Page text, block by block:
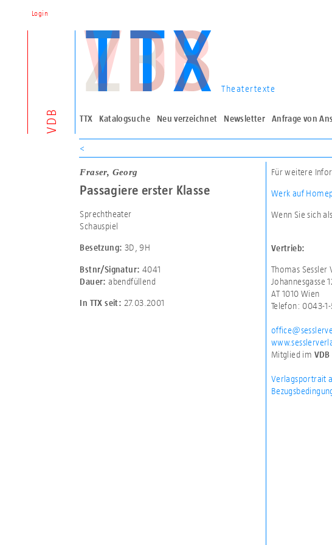
VDB
Theatertexte
TTX Katalogsuche Neu verzeichnet Newsletter Anfrage von
Login
<
Fraser, Georg
Passagiere erster Klasse
Sprechtheater
Schauspiel
Besetzung: 3D 9H
Bstnr/Signatur: 4041
Dauer:abendfüllend
In TTX seit: 27.03.2001
Für weitere
Werk auf
Wenn Sie sich als
Vertrieb:
Thomas Sessler
Johannesgasse
AT 1010 Wien
Telefon: 0043-
Mitglied im VDB
Verlagsportrait